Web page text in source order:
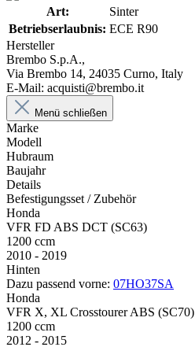
Art:
Sinter
Betriebserlaubnis: ECE R90
Hersteller
Brembo S.p.A.,
Via Brembo 14, 24035 Curno, Italy
E-Mail: acquisti@brembo.it
Menü schließen
Marke
Modell
Hubraum
Baujahr
Details
Befestigungsset / Zubehör
Honda
VFR FD ABS DCT (SC63)
1200 ccm
2010 - 2019
Hinten
Dazu passend vorne: 07HO37SA
Honda
VFR X, XL Crosstourer ABS (SC70)
1200 ccm
2012 - 2015